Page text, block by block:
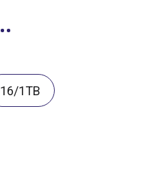
16/1TB